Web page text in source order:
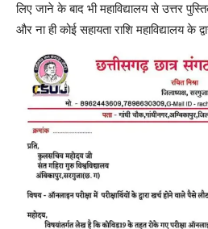
लिए जाने के बाद भी महाविद्यालय से उत्तर
और ना ही कोई सहायता राशि महाविद्यालय के